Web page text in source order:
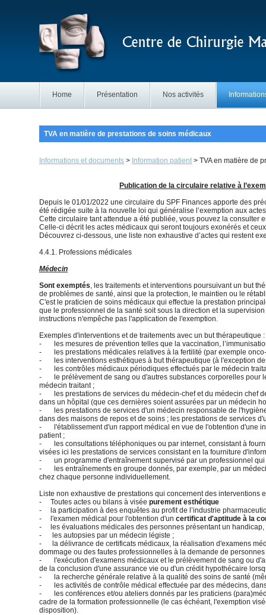
Home Présentation Nos activités
TVA en matière de prestations de soins médicaux
Informations et documents > Information patient> TVA en matière de
Publication de la circulaire relative à
Depuis le 01/01/2022 une circulaire du SPF Finances apporte des
été rédigée suite à la nouvelle loi qui généralise l’exemption aux
Cette circulaire tant attendue a été publiée, vous pouvez la consulter
Celle-ci décrit les actes médicaux qui seront toujours exonérés et
Découvrez ci-dessous, une liste non exhaustive d’actes qui restent
4.4.1. Professions médicales
Médecin
Sont exemptés, les traitements et interventions poursuivant un but
de problèmes de santé, ainsi que la protection, le maintien ou le
C'est le praticien de soins médicaux qui effectue la prestation
que le professionnel de la santé soit sous la direction et la
instructions n'empêche pas l'application de l'exemption.
Exemples d'interventions et de traitements avec un but thérapeutique :
- les mesures de prévention telles que la vaccination,
- les prestations médicales relatives à la fertilité (par exemple
- les interventions esthétiques à but thérapeutique (à l'exception
- les contrôles médicaux périodiques effectués par le médecin
- le prélèvement de sang ou d'autres substances corporelles pour
médecin traitant ;
- les prestations de services du médecin-chef et du médecin chef
dans un hôpital (que ces dernières soient assurées par un médecin
- les prestations de services d'un médecin responsable de
dans des maisons de repos et de soins ; les prestations de services
- l'établissement d'un rapport médical en vue de l'obtention d'une
patient ;
- les consultations téléphoniques ou par internet, consistant à
visées ici les prestations de services consistant en la fourniture
- un programme d'entraînement supervisé par un professionnel qui
- les entraînements en groupe donnés, par exemple, par un
chez chaque personne individuellement.
Liste non exhaustive de prestations qui concernent des
- Toutes actes ou bilans à visée purement esthétique
- la participation à des enquêtes au profit de l’industrie
- l'examen médical pour l'obtention d'un certificat d'aptitude à la
- les évaluations médicales des personnes présentant un handicap,
- les autopsies par un médecin légiste ;
- la délivrance de certificats médicaux, la réalisation d'examens
dommage ou des fautes professionnelles à la demande de
- l'exécution d'examens médicaux et le prélèvement de sang ou
de la conclusion d'une assurance vie ou d'un crédit hypothécaire
- la recherche générale relative à la qualité des soins de santé
- les activités de contrôle médical effectuée par des médecins,
- les conférences et/ou ateliers donnés par les praticiens
cadre de la formation professionnelle (le cas échéant, l'exemption
disposition).